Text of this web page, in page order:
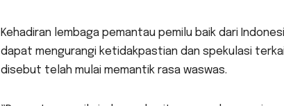
Kehadiran lembaga pemantau pemilu baik dari
dapat mengurangi ketidakpastian dan spekulasi
disebut telah mulai memantik rasa waswas.